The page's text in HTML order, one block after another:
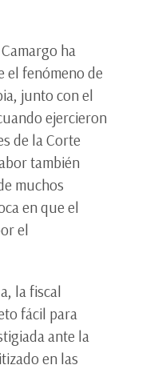
ha
el fenómeno de
junto con el
ejercieron
de la Corte
también
muchos
en que el
el
la fiscal
fácil para
ante la
en las